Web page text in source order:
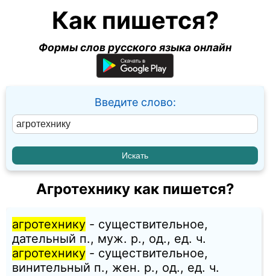
Как пишется?
Формы слов русского языка онлайн
Введите слово:
Агротехнику как пишется?
агротехнику - существительное,
дательный п., муж. p., од., ед. ч.
агротехнику - существительное,
винительный п., жен. p., од., ед. ч.